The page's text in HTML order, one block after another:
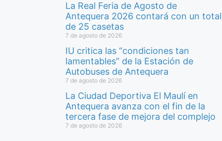
La Real Feria de Agosto de
Antequera 2026 contará con un total
de 25 casetas
7 de agosto de 2026
IU critica las “condiciones tan
lamentables” de la Estación de
Autobuses de Antequera
7 de agosto de 2026
La Ciudad Deportiva El Maulí en
Antequera avanza con el fin de la
tercera fase de mejora del complejo
7 de agosto de 2026